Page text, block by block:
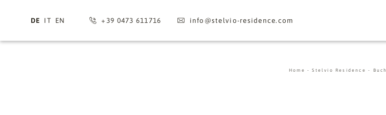
DE IT EN +39 0473 611716 info@stelvio-residence.com
Home-Stelvio Residence-